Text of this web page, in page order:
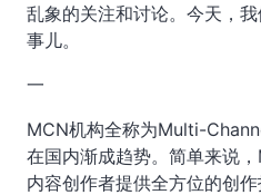
乱象的关注和讨论。今天，
事儿。
一
MCN机构全称为Multi-
在国内渐成趋势。简单来说
内容创作者提供全方位的创